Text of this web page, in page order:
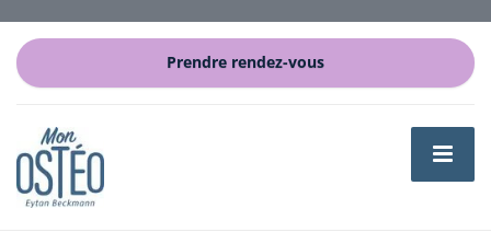
Prendre rendez-vous